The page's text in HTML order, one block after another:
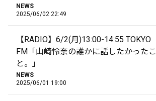
NEWS
2025/06/02 22:49
【RADIO】6/2(月)13:00-14:55 TOKYO
FM「山崎怜奈の誰かに話したかったこ
と。」
NEWS
2025/06/01 19:00